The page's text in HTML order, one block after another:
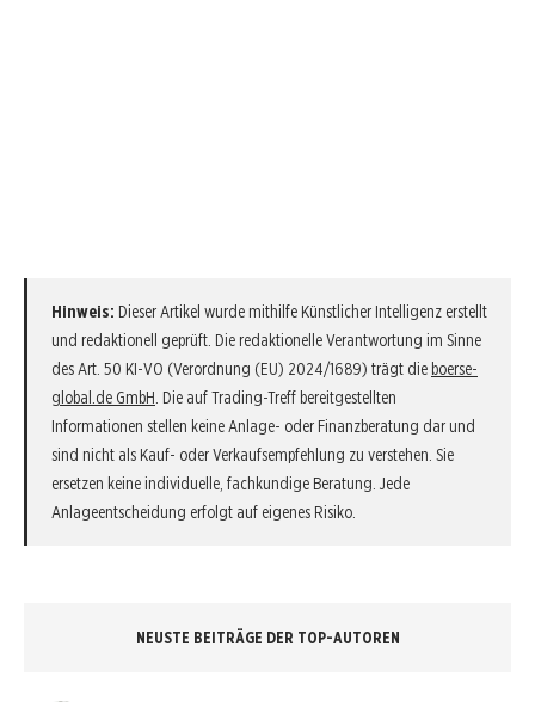
Hinweis: Dieser Artikel wurde mithilfe Künstlicher Intelligenz erstellt
und redaktionell geprüft. Die redaktionelle Verantwortung im Sinne
des Art. 50 KI-VO (Verordnung (EU) 2024/1689) trägt die boerse-
global.de GmbH . Die auf Trading-Treff bereitgestellten
Informationen stellen keine Anlage- oder Finanzberatung dar und
sind nicht als Kauf- oder Verkaufsempfehlung zu verstehen. Sie
ersetzen keine individuelle, fachkundige Beratung. Jede
Anlageentscheidung erfolgt auf eigenes Risiko.
NEUSTE BEITRÄGE DER TOP-AUTOREN